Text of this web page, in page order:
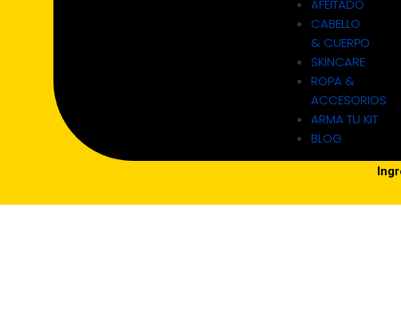
AFEITADO
CABELLO
& CUERPO
SKINCARE
ROPA &
ACCESORIOS
ARMA TU KIT
BLOG